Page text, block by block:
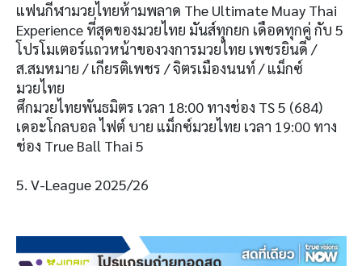
แฟนกีฬามวยไทยห้ามพลาด The Ultimate Muay Thai
Experience ที่สุดของมวยไทย มันส์ทุกยก เดือดทุกคู่ กับ 5
โปรโมเตอร์แถวหน้าของวงการมวยไทย เพชรยินดี /
ส.สมหมาย / เกียรติเพชร / จิตรเมืองนนท์ / แม็กซ์
มวยไทย
ศึกมวยไทยพันธมิตร เวลา 18:00 ทางช่อง TS 5 (684)
เดอะโกลบอล ไฟต์ บาย แม็กซ์มวยไทย เวลา 19:00 ทาง
ช่อง True Ball Thai 5
5. V-League 2025/26